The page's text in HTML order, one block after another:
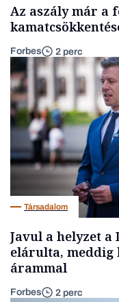
Az aszály már a
Forbes 2 perc
Társadalom
Javul a helyzet a
elárulta, meddig
árammal
Forbes 2 perc